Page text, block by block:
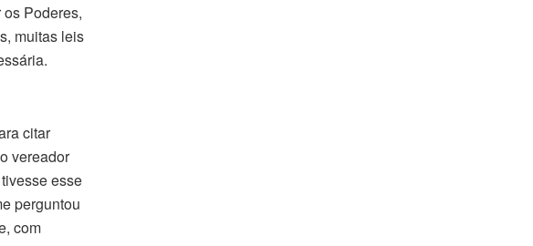
Poderes,
muitas leis
citar
vereador
esse
perguntou
com